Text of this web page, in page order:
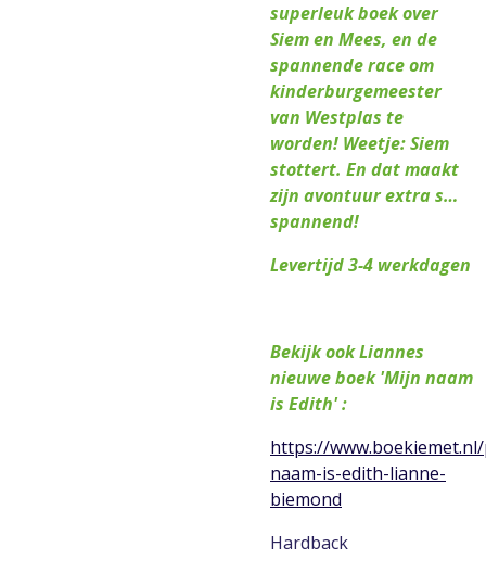
superleuk boek over
Siem en Mees, en de
spannende race om
kinderburgemeester
van Westplas te
worden! Weetje: Siem
stottert. En dat maakt
zijn avontuur extra s…
spannend!
Levertijd 3-4 werkdagen
Bekijk ook Liannes
nieuwe boek 'Mijn naam
is Edith' :
https://
naam-is-edith-lianne-
biemond
Hardback